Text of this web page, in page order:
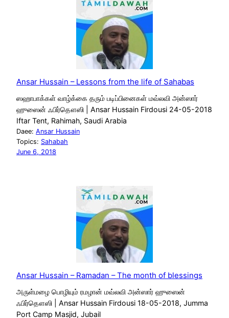
Ansar Hussain – Lessons from the life of Sahabas
ஸஹாபாக்கள் வாழ்க்கை தரும் படிப்பினைகள் மவ்லவி அன்ஸார்
ஹுஸைன் ஃபிர்தௌஸி | Ansar Hussain Firdousi 24-05-2018
Iftar Tent, Rahimah, Saudi Arabia
Daee: Ansar Hussain
Topics: Sahabah
June 6, 2018
Ansar Hussain – Ramadan – The month of blessings
அருள்மழை பொழியும் ரமழான் மவ்லவி அன்ஸார் ஹுஸைன்
ஃபிர்தௌஸி | Ansar Hussain Firdousi 18-05-2018, Jumma
Port Camp Masjid, Jubail